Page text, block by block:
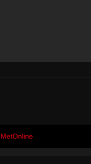
MetOnline